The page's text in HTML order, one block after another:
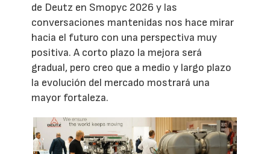
de Deutz en Smopyc 2026 y las
conversaciones mantenidas nos hace mirar
hacia el futuro con una perspectiva muy
positiva. A corto plazo la mejora será
gradual, pero creo que a medio y largo plazo
la evolución del mercado mostrará una
mayor fortaleza.